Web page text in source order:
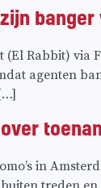
(El Rabbit) via
agenten
in